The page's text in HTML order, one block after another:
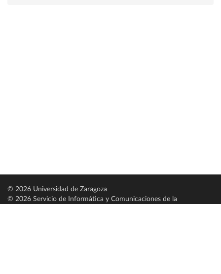
© 2026 Universidad de Zaragoza
© 2026 Servicio de Informática y Comunicaciones de la